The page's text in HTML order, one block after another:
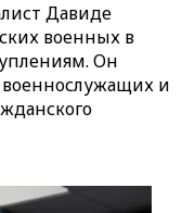
Давиде
военных в
Он
военнослужащих и